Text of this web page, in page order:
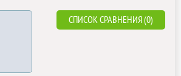
СПИСОК СРАВНЕНИЯ (0)